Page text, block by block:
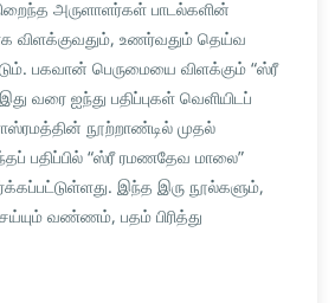
அருளாளர்கள் பாடல்களின்
விளக்குவதும், உணர்வதும் தெய்வ
பகவான் பெருமையை விளக்கும் “ஸ்ரீ
வரை ஐந்து பதிப்புகள் வெளியிடப்
நூற்றாண்டில் முதல்
பதிப்பில் “ஸ்ரீ ரமணதேவ மாலை”
இந்த இரு நூல்களும்,
வண்ணம், பதம் பிரித்து